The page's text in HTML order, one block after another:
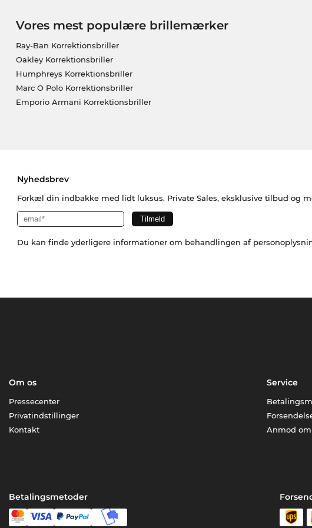
Vores mest populære brillemærker
Ray-Ban Korrektionsbriller
Oakley Korrektionsbriller
Humphreys Korrektionsbriller
Marc O Polo Korrektionsbriller
Emporio Armani Korrektionsbriller
Nyhedsbrev
Forkæl din indbakke med lidt luksus. Private Sales, eksklusive tilbud og
Du kan finde yderligere informationer om behandlingen af
Om os
Pressecenter
Privatindstillinger
Kontakt
Service
Anmod
Betalingsmetoder